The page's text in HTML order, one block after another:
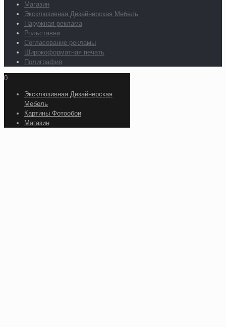
Магазин
Эксклюзивная Дизайнерская Мебель
Наружная реклама
Рольставни
Согласование рекламы
Широкоформатная печать
Полиграфия
0
Эксклюзивная Дизайнерская
Мебель
Картины Фотообои
Магазин